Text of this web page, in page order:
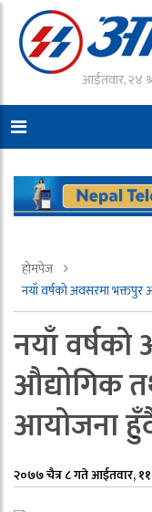
आईतवार, २४
होमपेज
नयाँ वर्षको अवसरमा भक्तपुर
नयाँ
औद्योगिक
आयोजना
२०७७ चैत्र ८ गते आईतवार,